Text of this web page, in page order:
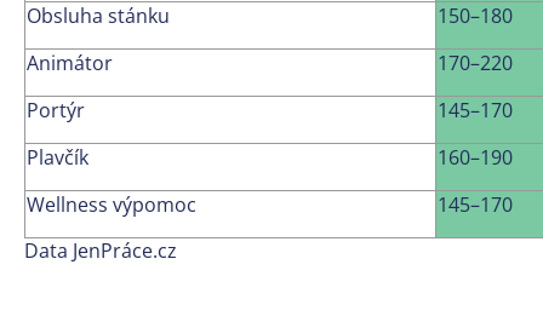
Obsluha stánku
150–180
Animátor
170–220
Portýr
145–170
Plavčík
160–190
Wellness výpomoc
145–170
Data JenPráce.cz